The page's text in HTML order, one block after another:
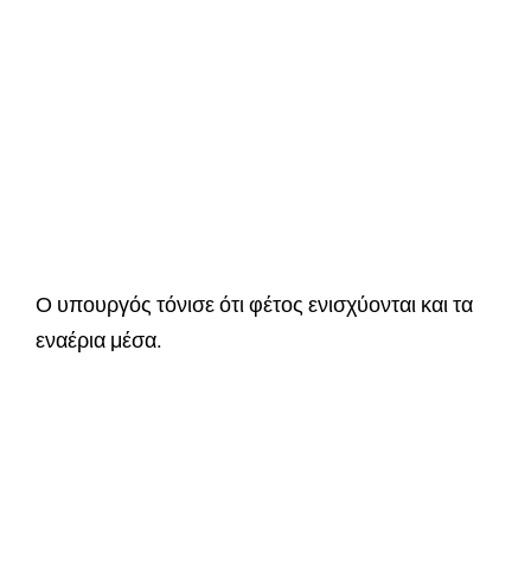
Ο υπουργός τόνισε ότι φέτος ενισχύονται και τα
εναέρια μέσα.